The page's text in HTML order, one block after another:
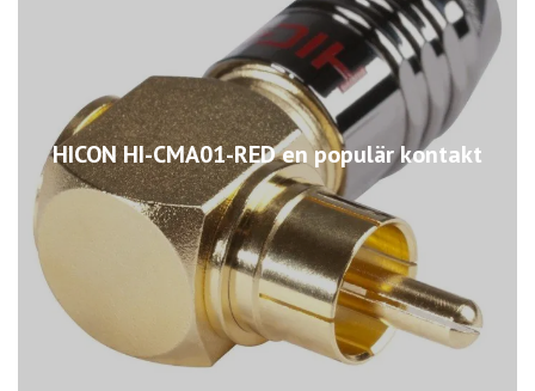
HICON HI-CMA01-RED en populär kontakt